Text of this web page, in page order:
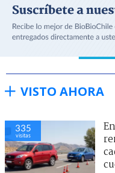
VISTO AHORA
335
visitas